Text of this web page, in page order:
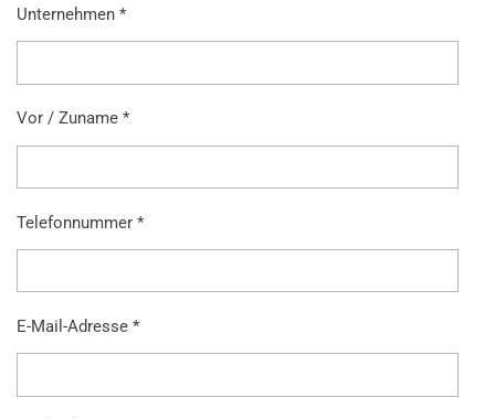
Unternehmen *
Vor / Zuname *
Telefonnummer *
E-Mail-Adresse *